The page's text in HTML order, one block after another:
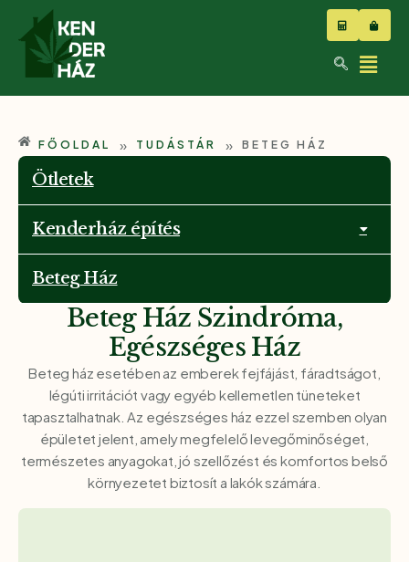
FŐOLDAL » TUDÁSTÁR » BETEG HÁZ
Ötletek
Kenderház építés
Beteg Ház
Beteg Ház Szindróma,
Egészséges Ház
Beteg ház esetében az emberek fejfájást, fáradtságot,
légúti irritációt vagy egyéb kellemetlen tüneteket
tapasztalhatnak. Az egészséges ház ezzel szemben olyan
épületet jelent, amely megfelelő levegőminőséget,
természetes anyagokat, jó szellőzést és komfortos belső
környezetet biztosít a lakók számára.